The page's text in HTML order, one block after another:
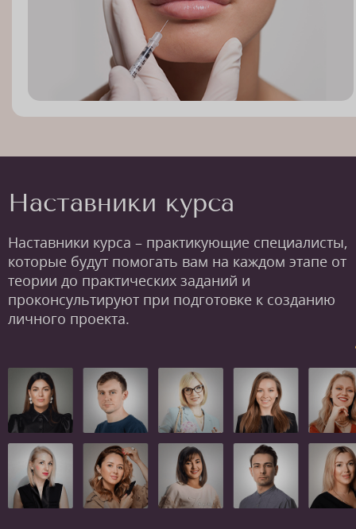
Наставники курса
Наставники курса – практикующие специалисты,
которые будут помогать вам на каждом этапе от
теории до практических заданий и
проконсультируют при подготовке к созданию
личного проекта.